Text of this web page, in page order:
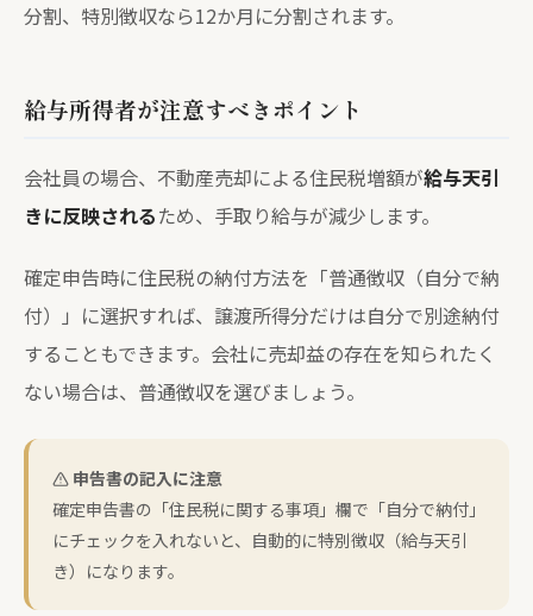
分割、特別徴収なら12か月に分割されます。
給与所得者が注意すべきポイント
会社員の場合、不動産売却による住民税増額が給与天引
きに反映されるため、手取り給与が減少します。
確定申告時に住民税の納付方法を「普通徴収（自分で納
付）」に選択すれば、譲渡所得分だけは自分で別途納付
することもできます。会社に売却益の存在を知られたく
ない場合は、普通徴収を選びましょう。
申告書の記入に注意
確定申告書の「住民税に関する事項」欄で「自分で納付」
にチェックを入れないと、自動的に特別徴収（給与天引
き）になります。